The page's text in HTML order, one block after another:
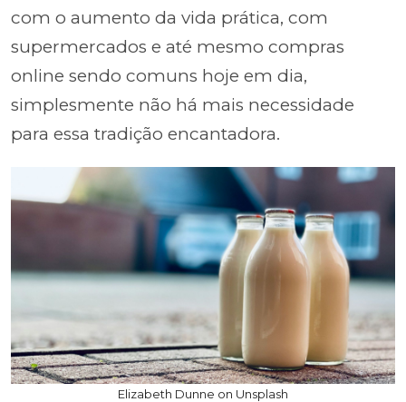
com o aumento da vida prática, com
supermercados e até mesmo compras
online sendo comuns hoje em dia,
simplesmente não há mais necessidade
para essa tradição encantadora.
Elizabeth Dunne on Unsplash